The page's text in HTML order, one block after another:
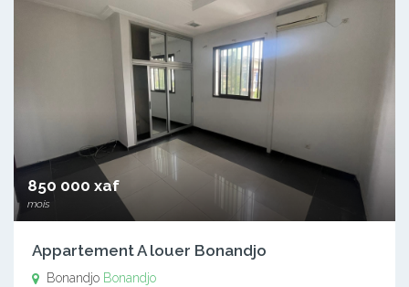
850 000 xaf
mois
Appartement A louer Bonandjo
Bonandjo Bonandjo